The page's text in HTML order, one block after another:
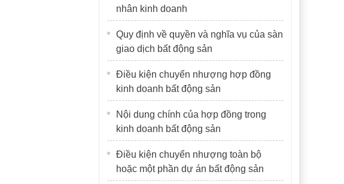
nhân kinh doanh
Quy định về quyền và nghĩa vụ của sàn
giao dịch bất động sản
Điều kiện chuyển nhượng hợp đồng
kinh doanh bất động sản
Nội dung chính của hợp đồng trong
kinh doanh bất động sản
Điều kiện chuyển nhượng toàn bộ
hoặc một phần dự án bất động sản